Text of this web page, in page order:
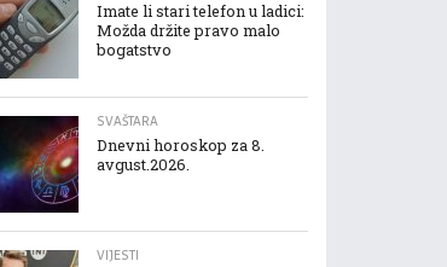
Imate li stari telefon u ladici:
Možda držite pravo malo
bogatstvo
SVAŠTARA
Dnevni horoskop za 8.
avgust.2026.
VIJESTI